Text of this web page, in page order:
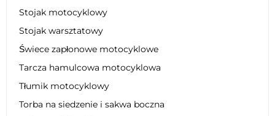
Stojak motocyklowy
Stojak warsztatowy
Świece zapłonowe motocyklowe
Tarcza hamulcowa motocyklowa
Tłumik motocyklowy
Torba na siedzenie i sakwa boczna